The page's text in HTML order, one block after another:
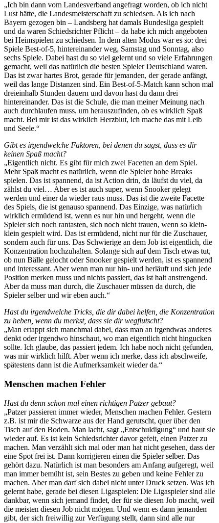
„Ich bin dann vom Landesverband angefragt worden, ob ich nicht
Lust hätte, die Landesmeisterschaft zu schiedsen. Als ich nach
Bayern gezogen bin – Landsberg hat damals Bundesliga gespielt
und da waren Schiedsrichter Pflicht – da habe ich mich angeboten
bei Heimspielen zu schiedsen. In dem alten Modus war es so: drei
Spiele Best-of-5, hintereinander weg, Samstag und Sonntag, also
sechs Spiele. Dabei hast du so viel gelernt und so viele Erfahrungen
gemacht, weil das natürlich die besten Spieler Deutschland waren.
Das ist zwar hartes Brot, gerade für jemanden, der gerade anfängt,
weil das lange Distanzen sind. Ein Best-of-5-Match kann schon mal
dreieinhalb Stunden dauern und davon hast du dann drei
hintereinander. Das ist die Schule, die man meiner Meinung nach
auch durchlaufen muss, um herauszufinden, ob es wirklich Spaß
macht. Bei mir ist das wirklich Herzblut, ich mache das mit Leib
und Seele.“
Gibt es irgendwelche Faktoren, bei denen du sagst, dass es dir
keinen Spaß macht?
„Eigentlich nicht. Es gibt für mich zwei Facetten an dem Spiel.
Mehr Spaß macht es natürlich, wenn die Spieler hohe Breaks
spielen. Das ist spannend, da ist Action drin, da läufst du viel, da
zählst du viel… Aber es ist auch super, wenn Snooker gelegt
werden und einer da wieder raus muss. Das ist die zweite Facette
des Spiels, die ist genauso spannend. Das Einzige, was natürlich
wirklich ermüdend ist, wenn es nur hin und hergeht, wenn die
Spieler sich noch rantasten, sich noch nicht trauen, wenn so klein-
klein gespielt wird. Das ist ermüdend, nicht nur für die Zuschauer,
sondern auch für uns. Das Schwierige an dem Job ist eigentlich, die
Konzentration hochzuhalten. Solange sich auf dem Tisch etwas tut,
ob nun Bälle gelocht oder Snooker gespielt werden, ist es spannend
und interessant. Aber wenn man nur hin- und herläuft und sich jede
Position merken muss und nichts passiert, das ist halt anstrengend.
Aber da muss man durch, die Zuschauer müssen da durch, die
Spieler selber und wir eben auch.“
Hast du irgendwelche Tricks, die dir dabei helfen, die Konzentration
zu heben, wenn du merkst, dass sie dir wegflutscht?
„Man ertappt sich manchmal dabei, dass man an irgendwas anderes
denkt oder irgendwo hinschaut, wo man eigentlich nicht hingucken
sollte. Ich glaube, das passiert jedem. Ich habe noch nicht gefunden,
was mir wirklich hilft. Aber wenn ich merke, dass ich abschweife,
spätestens dann ist die Aufmerksamkeit wieder da.“
Menschen machen Fehler
Hast du denn schon mal einen richtigen Patzer gebaut?
„Patzer passieren immer wieder, Menschen machen Fehler. Gestern
z.B. ist mir die Schwarze aus der Hand gerutscht, quer über den
Tisch auf den Boden. Man lacht, sagt „Entschuldigung“ und baut sie
wieder auf. Es ist kein Schiedsrichter davor gefeit, einen Patzer zu
machen. Man verzählt sich mal oder man hat nicht gesehen, dass der
eine Spot frei ist. Dann korrigieren einen die Spieler selber. Das
gehört dazu. Natürlich ist man besonders am Anfang aufgeregt, weil
man immer bemüht ist, sein Bestes zu geben und keine Fehler zu
machen. Aber man darf sich dabei nicht unter Druck setzen. Was ich
gelernt habe, gerade bei diesen Ligaspielen: Die Ligaspieler sind alle
dankbar, wenn sich jemand findet, der für sie diesen Job macht, weil
die meisten diesen Job nicht mögen. Und wenn es dann jemanden
gibt, der sich freiwillig zur Verfügung stellt, dann sind alle nur